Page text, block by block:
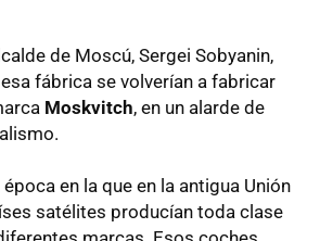
de Moscú, Sergei Sobyanin,
fábrica se volverían a fabricar
Moskvitch, en un alarde de
en la que en la antigua Unión
satélites producían toda clase